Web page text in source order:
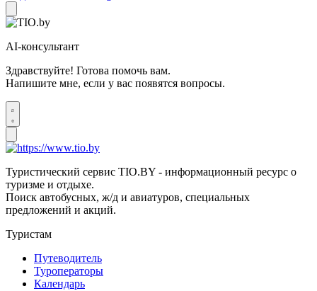
AI-консультант
Здравствуйте! Готова помочь вам.
Напишите мне, если у вас появятся вопросы.
Туристический сервис TIO.BY - информационный ресурс о
туризме и отдыхе.
Поиск автобусных, ж/д и авиатуров, специальных
предложений и акций.
Туристам
Путеводитель
Туроператоры
Календарь